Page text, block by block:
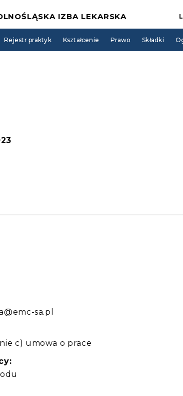
IZBA LEKARSKA
Rejestr praktyk Kształcenie Prawo Składki
sa.pl
c) umowa o prace